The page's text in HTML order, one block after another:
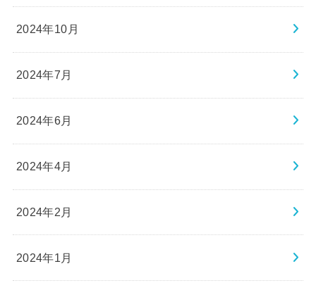
2024年10月
2024年7月
2024年6月
2024年4月
2024年2月
2024年1月